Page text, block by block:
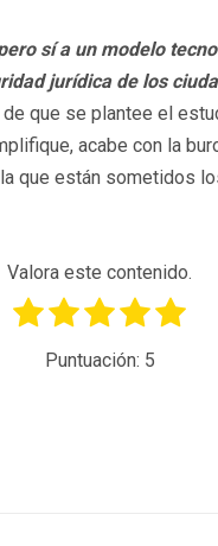
sí a un modelo
jurídica de los
que se plantee el
acabe con la
que están sometidos
Valora este contenido.
Puntuación: 5